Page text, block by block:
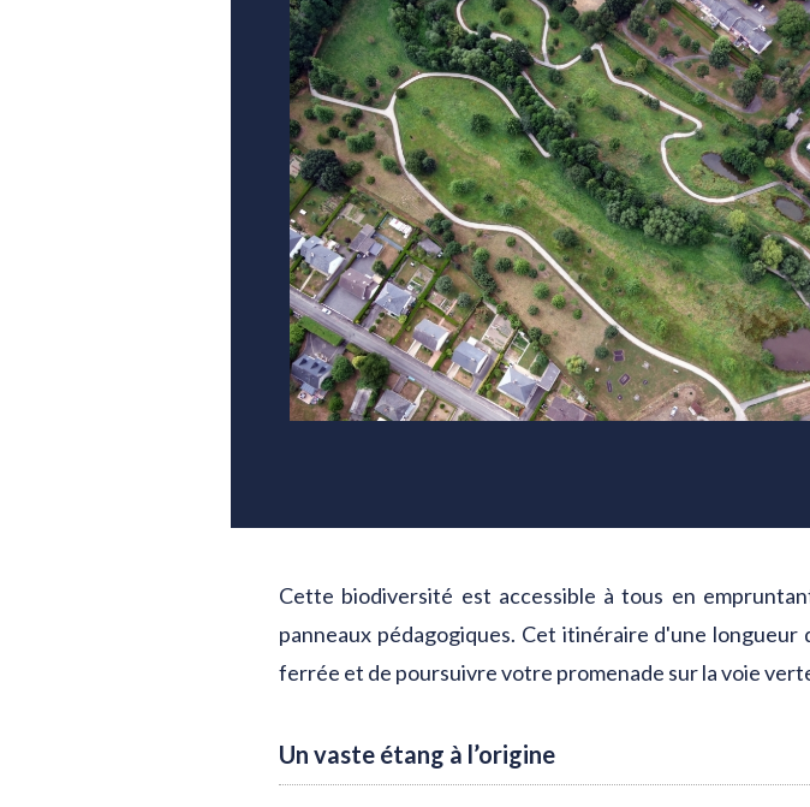
Cette biodiversité est accessible à tous en
panneaux pédagogiques. Cet itinéraire d'une
ferrée et de poursuivre votre promenade sur la voie
Un vaste étang à l’origine